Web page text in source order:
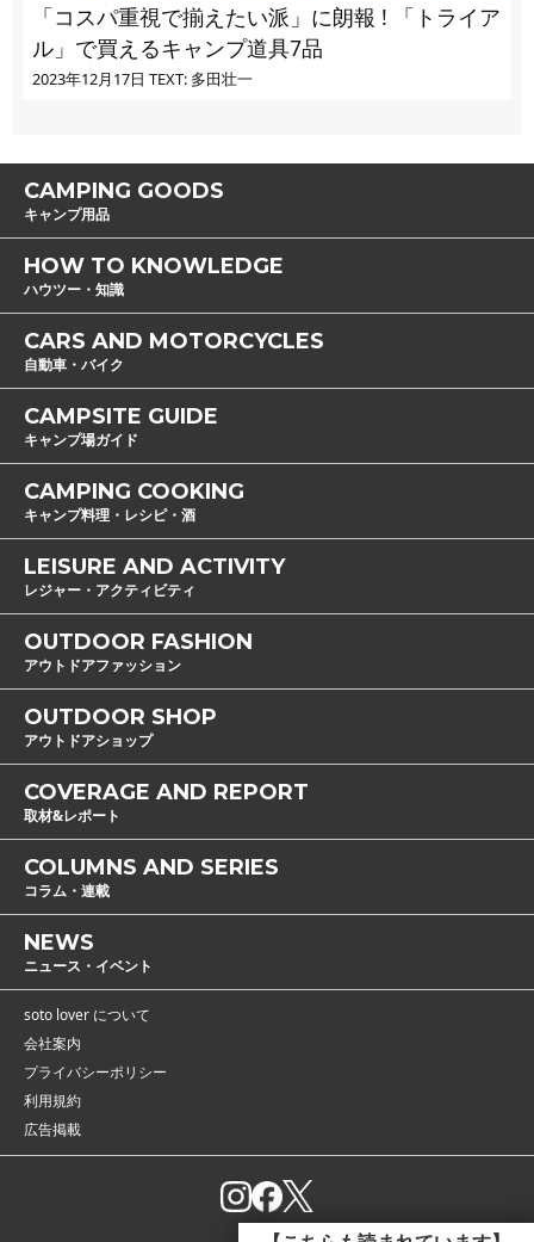
「コスパ重視で揃えたい派」に朗報 ! 「トライア
ル」で買えるキャンプ道具7品
2023年12月17日 TEXT: 多田壮一
CAMPING GOODS
キャンプ用品
HOW TO KNOWLEDGE
ハウツー・知識
CARS AND MOTORCYCLES
自動車・バイク
CAMPSITE GUIDE
キャンプ場ガイド
CAMPING COOKING
キャンプ料理・レシピ・酒
LEISURE AND ACTIVITY
レジャー・アクティビティ
OUTDOOR FASHION
アウトドアファッション
OUTDOOR SHOP
アウトドアショップ
COVERAGE AND REPORT
取材&レポート
COLUMNS AND SERIES
コラム・連載
NEWS
ニュース・イベント
soto lover について
会社案内
プライバシーポリシー
利用規約
広告掲載